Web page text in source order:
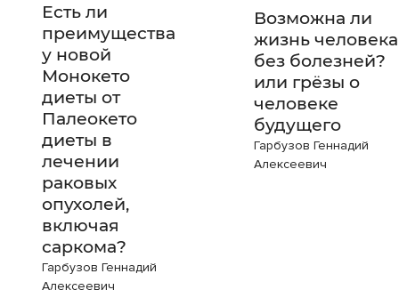
Есть ли
преимущества
у новой
Монокето
диеты от
Палеокето
диеты в
лечении
раковых
опухолей,
включая
саркома?
Гарбузов Геннадий
Алексеевич
Возможна ли
жизнь человека
без болезней?
или грёзы о
человеке
будущего
Гарбузов Геннадий
Алексеевич